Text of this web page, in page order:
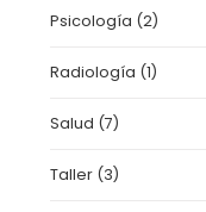
Psicología (2)
Radiología (1)
Salud (7)
Taller (3)